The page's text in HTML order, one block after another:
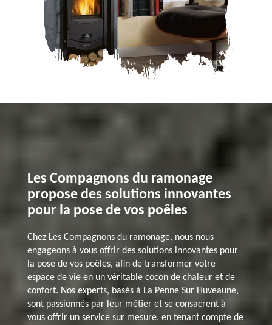
Les Compagnons du ramonage
propose des solutions innovantes
pour la pose de vos poêles
Chez Les Compagnons du ramonage, nous nous
engageons à vous offrir des solutions innovantes pour
la pose de vos poêles, afin de transformer votre
espace de vie en un véritable cocon de chaleur et de
confort. Nos experts, basés à La Penne Sur Huveaune,
sont passionnés par leur métier et se consacrent à
vous offrir un service sur mesure, en tenant compte de